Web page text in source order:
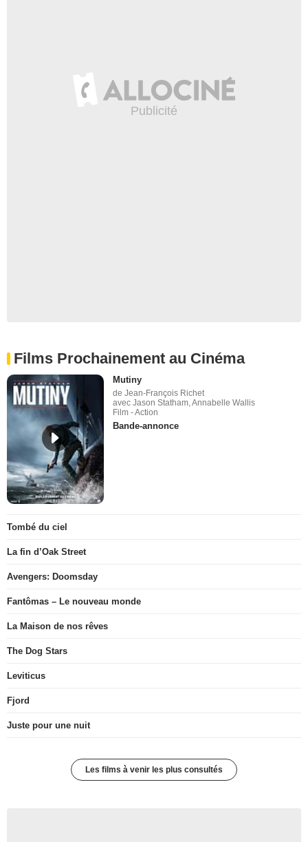
Films Prochainement au Cinéma
Mutiny
de Jean-François Richet
avec Jason Statham, Annabelle Wallis
Film - Action
Bande-annonce
Tombé du ciel
La fin d’Oak Street
Avengers: Doomsday
Fantômas – Le nouveau monde
La Maison de nos rêves
The Dog Stars
Leviticus
Fjord
Juste pour une nuit
Les films à venir les plus consultés